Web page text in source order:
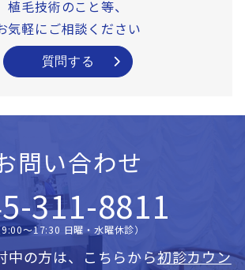
植毛技術のこと等、
気軽にご相談ください
質問する
問い合わせ
311-8811
〜17:30 日曜・水曜休診）
中の方は、こちらから初診カウン